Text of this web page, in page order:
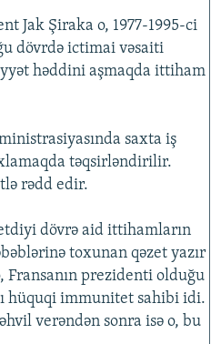
Jak Şiraka o, 1977-1995-ci
dövrdə ictimai vəsaiti
həddini aşmaqda ittiham
saxta iş
təqsirləndirilir.
rədd edir.
dövrə aid ittihamların
toxunan qəzet yazır
Fransanın prezidenti olduğu
hüquqi immunitet sahibi idi.
verəndən sonra isə o, bu